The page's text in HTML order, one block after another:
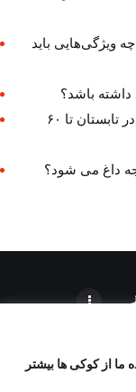
ویژگی‌هایی باید
داشته باشد؟
چرا کابین خودرو در تابستان تا ۶۰
ما از کوکی ها بیشتر